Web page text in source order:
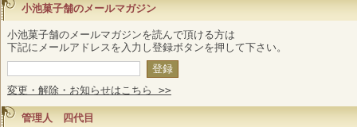
小池菓子舗のメールマガジン
小池菓子舗のメールマガジンを読んで頂ける方は
下記にメールアドレスを入力し登録ボタンを押して下さい。
変更・解除・お知らせはこちら >>
管理人 四代目